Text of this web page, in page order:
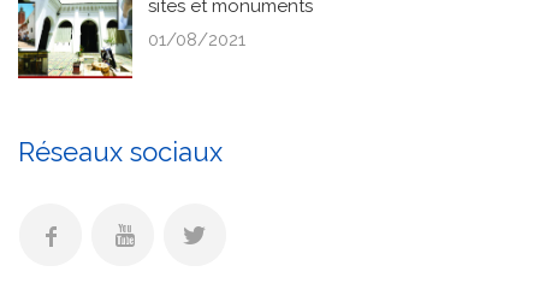
sites et monuments
01/08/2021
Réseaux sociaux